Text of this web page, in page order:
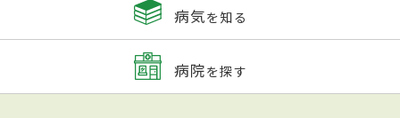
病気を知る
病院を探す